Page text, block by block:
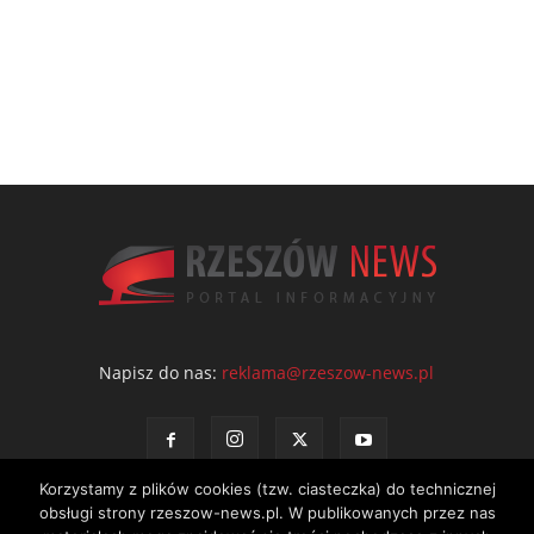
Napisz do nas: reklama@rzeszow-news.pl
Korzystamy z plików cookies (tzw. ciasteczka) do technicznej
obsługi strony rzeszow-news.pl. W publikowanych przez nas